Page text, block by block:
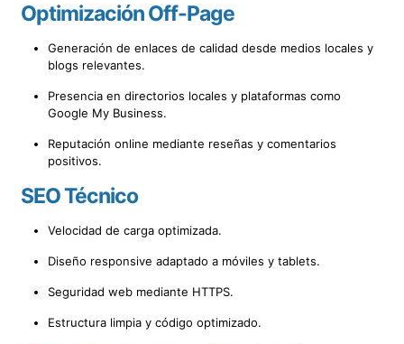
Optimización Off-Page
Generación de enlaces de calidad desde medios locales y
blogs relevantes.
Presencia en directorios locales y plataformas como
Google My Business.
Reputación online mediante reseñas y comentarios
positivos.
SEO Técnico
Velocidad de carga optimizada.
Diseño responsive adaptado a móviles y tablets.
Seguridad web mediante HTTPS.
Estructura limpia y código optimizado.